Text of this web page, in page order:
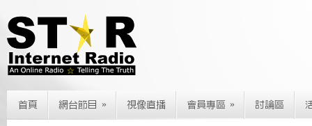
首頁 網台節目 » 視像直播 會員專區 » 討論區